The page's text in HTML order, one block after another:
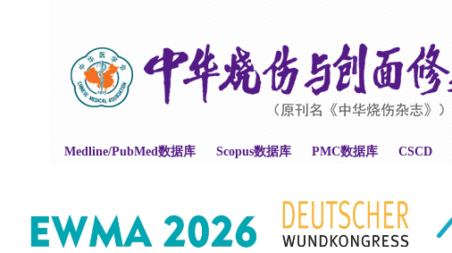
Medline/PubMed数据库 Scopus数据库 PMC数据库 CSCD